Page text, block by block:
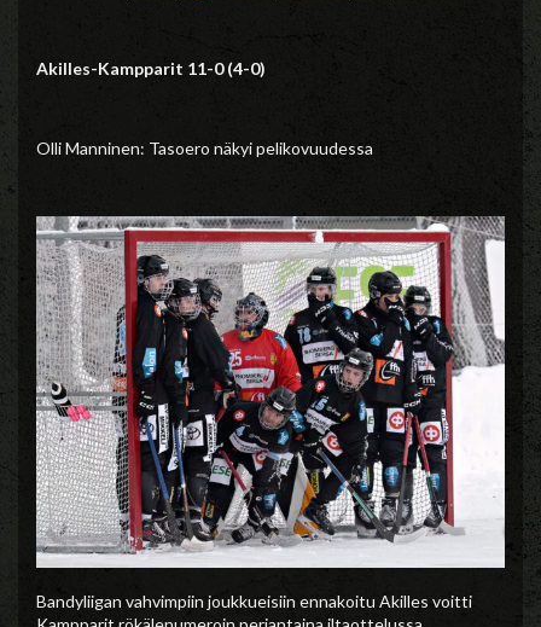
Akilles-Kampparit 11-0 (4-0)
Olli Manninen: Tasoero näkyi pelikovuudessa
Bandyliigan vahvimpiin joukkueisiin ennakoitu Akilles voitti